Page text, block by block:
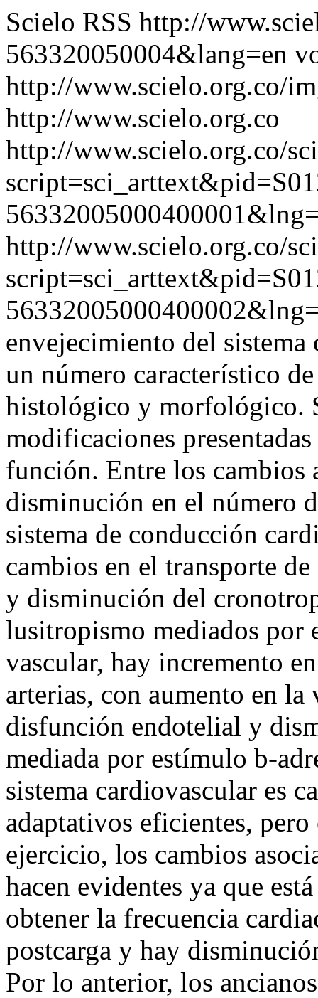
Scielo RSS http://
563320050004&lang=en
http://www.scielo.org.co/
http://www.scielo.org.co
http://www.scielo.org.co/
http://www.scielo.org.co/
envejecimiento del sistema
un número característico
histológico y morfológico.
modificaciones
función. Entre los cambios
disminución en el número
sistema de conducción
cambios en el transporte
y disminución del
lusitropismo mediados por
vascular, hay incremento
arterias, con aumento en
disfunción endotelial y
mediada por estímulo b-
sistema cardiovascular es
adaptativos eficientes,
ejercicio, los cambios
hacen evidentes ya que
obtener la frecuencia
postcarga y hay
Por lo anterior, los